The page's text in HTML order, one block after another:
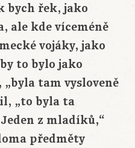
bych řek, jako
ale kde víceméně
vojáky, jako
to bylo jako
tam vysloveně
„to byla ta
z mladíků,“
předměty